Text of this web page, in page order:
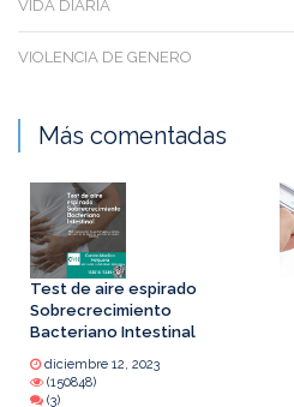
VIDA DIARIA
VIOLENCIA DE GENERO
Más comentadas
Test de aire espirado
Sobrecrecimiento
Bacteriano Intestinal
diciembre 12, 2023
(150848)
(3)